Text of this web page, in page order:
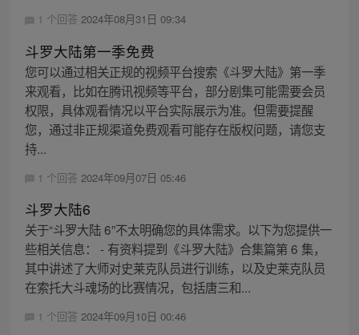
1 个回答 2024年08月31日 09:34
斗罗大陆第一季免费
您可以通过相关正规的视频平台搜索《斗罗大陆》第一季
来观看，比如在腾讯视频等平台，部分剧集可能需要会员
权限，具体观看情况以平台实际展示为准。但需要提醒
您，通过非正规渠道免费观看可能存在版权问题，请您支
持...
1 个回答 2024年09月07日 05:46
斗罗大陆6
关于“斗罗大陆 6”不太明确您的具体需求。以下为您提供一
些相关信息： - 有资料提到《斗罗大陆》合集篇第 6 集，
其中讲述了大师对史莱克队员进行训练，以及史莱克队员
在索托大斗魂场的比赛情况，包括唐三和...
1 个回答 2024年09月10日 00:46